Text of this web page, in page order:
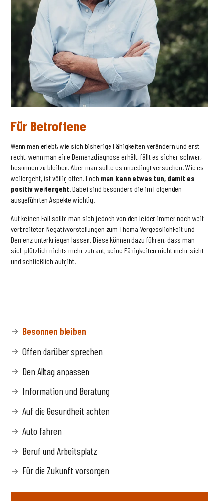
Für Betroffene
Wenn man erlebt, wie sich bisherige Fähigkeiten verändern und erst
recht, wenn man eine Demenzdiagnose erhält, fällt es sicher schwer,
besonnen zu bleiben. Aber man sollte es unbedingt versuchen. Wie es
weitergeht, ist völlig offen. Doch man kann etwas tun, damit es
positiv weitergeht. Dabei sind besonders die im Folgenden
ausgeführten Aspekte wichtig.
Auf keinen Fall sollte man sich jedoch von den leider immer noch weit
verbreiteten Negativvorstellungen zum Thema Vergesslichkeit und
Demenz unterkriegen lassen. Diese können dazu führen, dass man
sich plötzlich nichts mehr zutraut, seine Fähigkeiten nicht mehr sieht
und schließlich aufgibt.
Besonnen bleiben
Offen darüber sprechen
Den Alltag anpassen
Information und Beratung
Auf die Gesundheit achten
Auto fahren
Beruf und Arbeitsplatz
Für die Zukunft vorsorgen